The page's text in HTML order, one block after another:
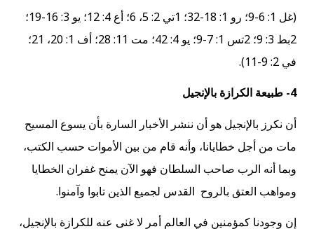
(غل 1: 6-9؛ رو 1: 18-32؛ 1تي 2: 5، 6؛ أع 4: 12؛ يو 3: 16-19؛
2بط 3: 9؛ 2تس 1: 7-9؛ يو 4: 42؛ مت 11: 28؛ أف 1: 20، 21؛
في 2: 9-11).
4- طبيعة الكرازة بالإنجيل
أن نكرز بالإنجيل هو أن ننشر الأخبار السارة بأن يسوع المسيح
مات من أجل خطايانا، وأنه قام من بين الأموات حسب الكتب،
وبما أنه الرب صاحب السلطان فهو الآن يمنح غفران الخطايا
ومواهب العتق بالروح القدس لجميع الذين تابوا وآمنوا.
إن وجودنا كمؤمنين في العالم أمر لا غنى عنه للكرازة بالإنجيل،